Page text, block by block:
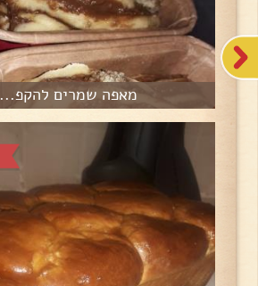
מאפה שמרים להקפ...